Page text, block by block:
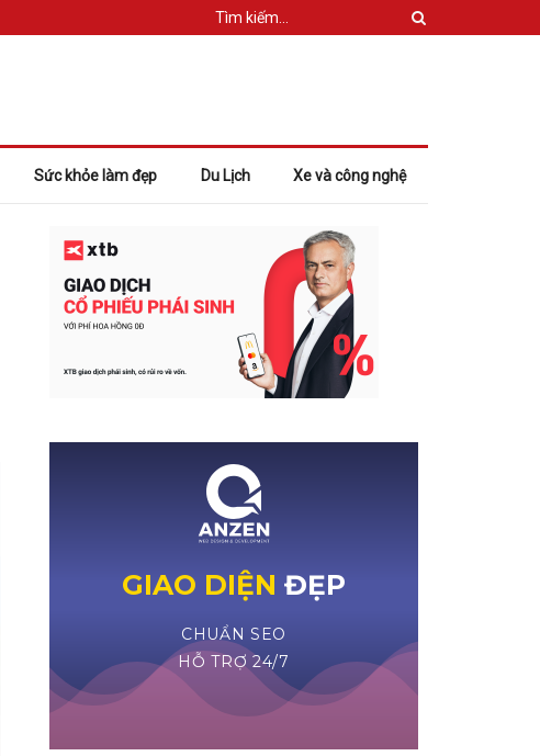
Sức khỏe làm đẹp Du Lịch Xe và công nghệ